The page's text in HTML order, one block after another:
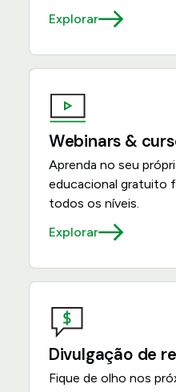
Explorar
Webinars &
Aprenda no seu
educacional gratuito
todos os níveis.
Explorar
Divulgação de
Fique de olho nos